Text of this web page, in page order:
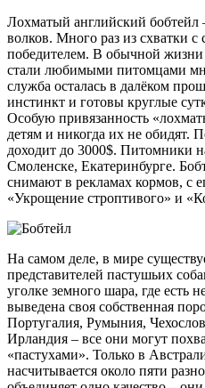
Лохматый английский бобтейл
волков. Много раз из схватки
победителем. В обычной
стали любимыми питомцами
служба осталась в далёком
инстинкт и готовы круглые
Особую привязанность
детям и никогда их не обидят.
доходит до 3000$. Питомники
Смоленске, Екатеринбурге.
снимают в рекламах кормов, с
«Укрощение строптивого» и
На самом деле, в мире
представителей пастушьих
уголке земного шара, где есть
выведена своя собственная
Португалия, Румыния,
Ирландия – все они могут
«пастухами». Только в
насчитывается около пяти